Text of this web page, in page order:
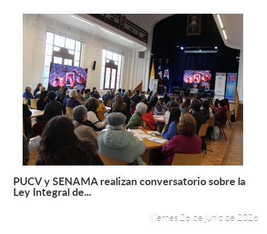
Leer más +
PUCV y SENAMA realizan conversatorio sobre la
Ley Integral de...
Viernes 26 de junio de 2026